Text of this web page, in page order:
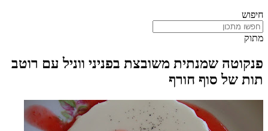
חיפוש
מתוק
פנקוטה שמנתית משובצת בפניני ווניל עם רוטב
תות של סוף חורף